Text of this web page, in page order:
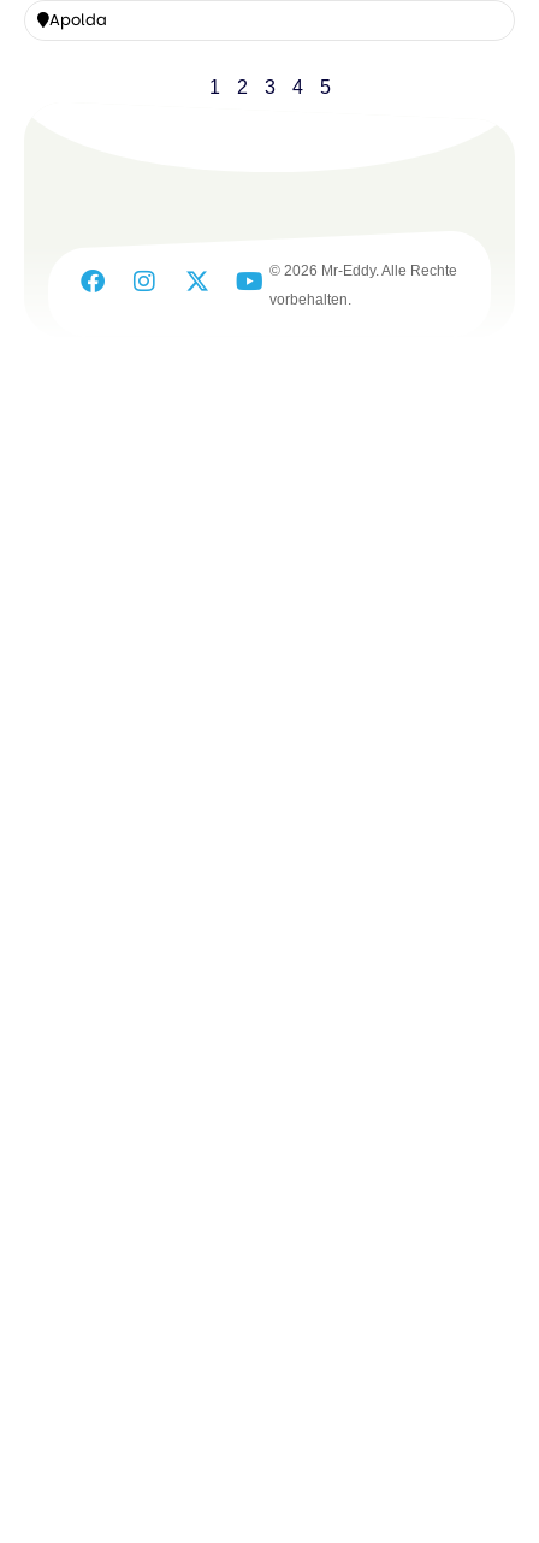
Apolda
Apolda
1 2 3 4 5
© 2026 Mr-Eddy. Alle Rechte
vorbehalten.